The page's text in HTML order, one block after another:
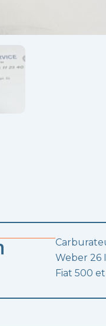
Weber 26
Fiat 500